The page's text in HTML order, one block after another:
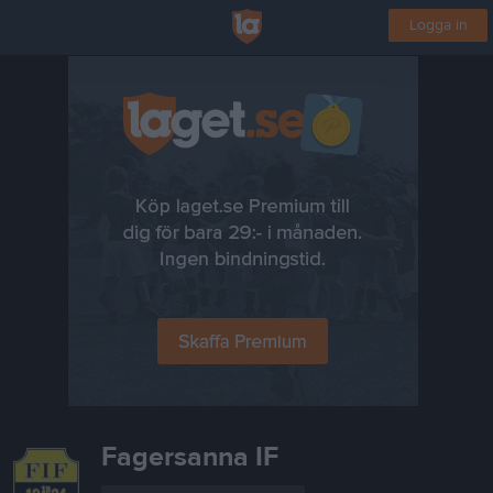
Logga in
Fagersanna IF